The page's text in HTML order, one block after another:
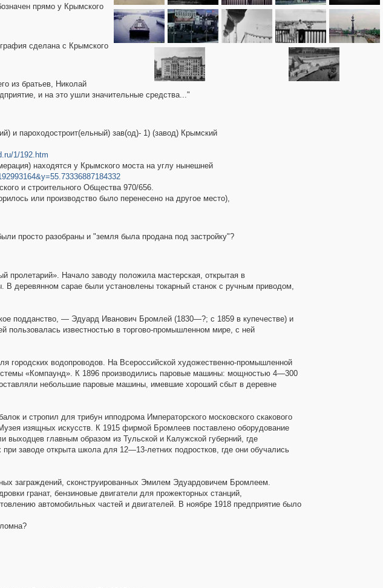
прямо у Крымского
сделана с Крымского
из братьев, Николай
и на это ушли значительные средства..."
и пароходостроит(ельный) зав(од)- 1) (завод) Крымский
1/192.htm
находятся у Крымского моста на углу нынешней
и строительного Общества 970/656.
или производство было перенесено на другое место),
просто разобраны и "земля была продана под застройку"?
Начало заводу положила мастерская, открытая в
деревянном сарае были установлены токарный станок с ручным приводом,
подданство, — Эдуард Иванович Бромлей (1830—?; с 1859 в купечестве) и
известностью в торгово-промышленном мире, с ней
городских водопроводов. На Всероссийской художественно-промышленной
«Компаунд». К 1896 производились паровые машины: мощностью 4—300
небольшие паровые машины, имевшие хороший сбыт в деревне
и стропил для трибун ипподрома Императорского московского скакового
изящных искусств. К 1915 фирмой Бромлеев поставлено оборудование
главным образом из Тульской и Калужской губерний, где
заводе открыта школа для 12—13-летних подростков, где они обучались
заграждений, сконструированных Эмилем Эдуардовичем Бромлеем.
гранат, бензиновые двигатели для прожекторных станций,
автомобильных частей и двигателей. В ноябре 1918 предприятие было